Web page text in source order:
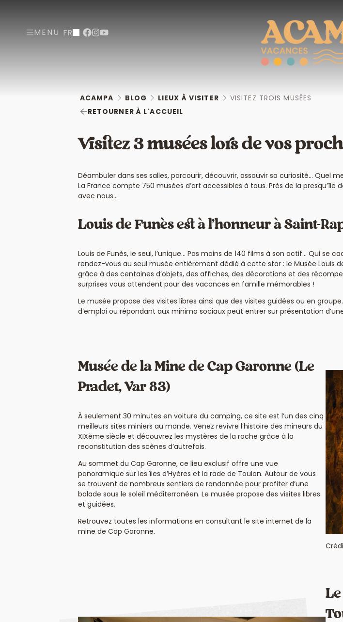
MENU FR
ACAMPA BLOG LIEUX À VISITER
VISITEZ TROIS MUSÉES
RETOURNER À L'ACCUEIL
Visitez 3 musées lors de vos
Déambuler dans ses salles, parcourir, découvrir, assouvir sa curiosité… Quel
La France compte 750 musées d’art accessibles à tous. Près de la
avec nous…
Louis de Funès est à l’honneur à Saint-
Louis de Funès, le seul, l’unique… Pas moins de 140 films à son actif… Qui se
rendez-vous au seul musée entièrement dédié à cette star : le Musée Louis
grâce à des centaines d’objets, des affiches, des décorations et des
surprises vous attendent pour des vacances en famille mémorables !
Le musée propose des visites libres ainsi que des visites guidées ou en
d’emploi ou répondant aux minima sociaux peut entrer sur présentation
Musée de la Mine de Cap Garonne (Le
Pradet, Var 83)
À seulement 30 minutes en voiture du camping, ce site est l’un des cinq
meilleurs sites miniers au monde. Venez revivre l’histoire des mineurs du
XIXème siècle et découvrez les mystères de la roche grâce à la
reconstitution des scènes d’autrefois.
Au sommet du Cap Garonne, ce lieu exclusif offre une vue
panoramique sur les îles d’Hyères et la rade de Toulon. Autour de vous
se trouvent de nombreux sentiers de randonnée pour profiter d’une
balade sous le soleil méditerranéen. Le musée propose des visites libres
et guidées.
Retrouvez toutes les informations en consultant le site internet de la
mine de Cap Garonne.